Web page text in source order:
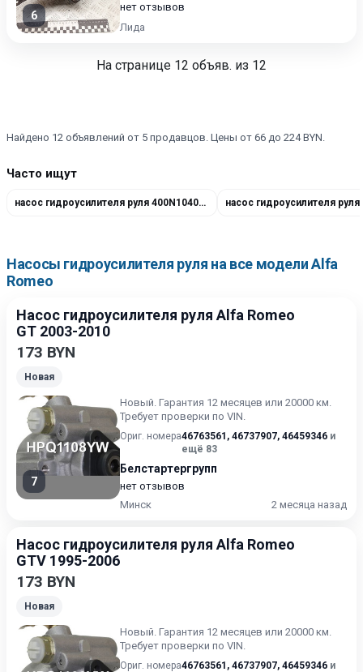
6
нет отзывов
Лида
На странице 12 объяв. из 12
Найдено 12 объявлений от 5 продавцов. Цены от 66 до 224 BYN.
Часто ищут
насос гидроусилителя руля 400N10400Z насос гидроусилителя руля
Насосы гидроусилителя руля на все модели Alfa
Romeo
Насос гидроусилителя руля Alfa Romeo
GT 2003-2010
173 BYN
Новая
7
Новый. Гарантия 12 месяцев или 20000 км.
Требует проверки по VIN.
Ориг. номера46763561 , 46737907, 46459346 и
ещё 83
Белстартергрупп
нет отзывов
Минск
2 месяца назад
Насос гидроусилителя руля Alfa Romeo
GTV 1995-2006
173 BYN
Новая
Новый. Гарантия 12 месяцев или 20000 км.
Требует проверки по VIN.
Ориг. номера46763561 , 46737907, 46459346 и